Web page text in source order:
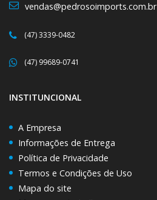
vendas@pedrosoimports.com.br
(47) 3339-0482
(47) 99689-0741
INSTITUNCIONAL
A Empresa
Informações de Entrega
Política de Privacidade
Termos e Condições de Uso
Mapa do site